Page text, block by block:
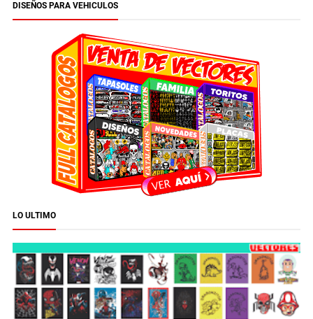
DISEÑOS PARA VEHICULOS
LO ULTIMO